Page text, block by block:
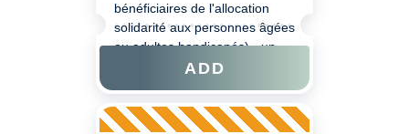
bénéficiaires de l'allocation
solidarité aux personnes âgées
ou adultes handicapés) - un
justificatif pourra être demandé
bénéficiez de votre réduction
lors d'un prochain achat merci
ADD